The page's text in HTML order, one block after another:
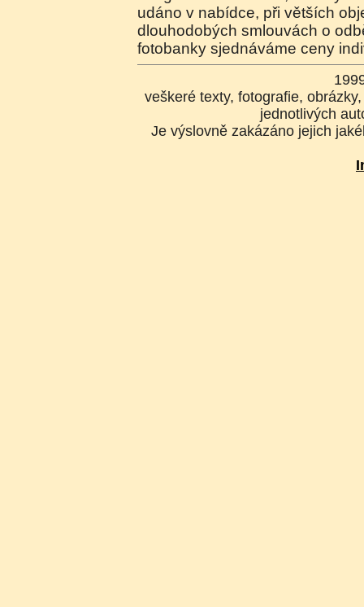
udáno v nabídce, při větších
dlouhodobých smlouvách o
fotobanky sjednáváme ceny
veškeré texty, fotografie,
jednotlivých
Je výslovně zakázáno jejich